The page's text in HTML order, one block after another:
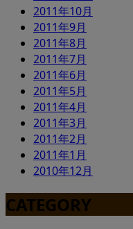
2011年10月
2011年9月
2011年8月
2011年7月
2011年6月
2011年5月
2011年4月
2011年3月
2011年2月
2011年1月
2010年12月
CATEGORY